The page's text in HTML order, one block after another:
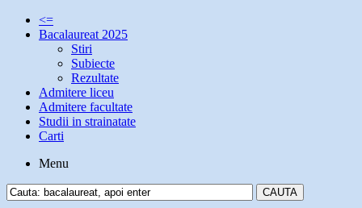
<=
Bacalaureat 2025
Stiri
Subiecte
Rezultate
Admitere liceu
Admitere facultate
Studii in strainatate
Carti
Menu